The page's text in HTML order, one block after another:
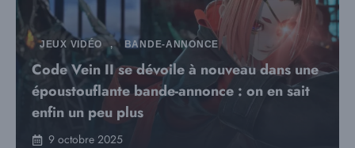
JEUX VIDÉO , BANDE-ANNONCE
Code Vein II se dévoile à nouveau dans une
époustouflante bande-annonce : on en sait
enfin un peu plus
9 octobre 2025